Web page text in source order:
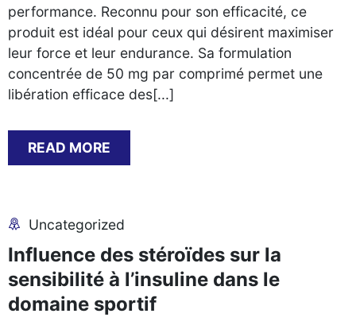
performance. Reconnu pour son efficacité, ce
produit est idéal pour ceux qui désirent maximiser
leur force et leur endurance. Sa formulation
concentrée de 50 mg par comprimé permet une
libération efficace des[...]
READ MORE
Uncategorized
Influence des stéroïdes sur la
sensibilité à l’insuline dans le
domaine sportif